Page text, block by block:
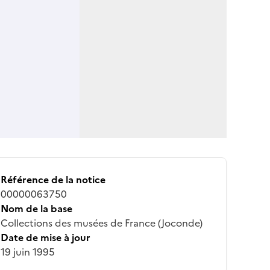
Référence de la notice
00000063750
Nom de la base
Collections des musées de France (Joconde)
Date de mise à jour
19 juin 1995